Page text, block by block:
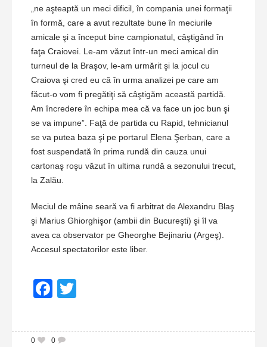
„ne aşteaptă un meci dificil, în compania unei formaţii
în formă, care a avut rezultate bune în meciurile
amicale şi a început bine campionatul, câştigând în
faţa Craiovei. Le-am văzut într-un meci amical din
turneul de la Braşov, le-am urmărit şi la jocul cu
Craiova şi cred eu că în urma analizei pe care am
făcut-o vom fi pregătiţi să câştigăm această partidă.
Am încredere în echipa mea că va face un joc bun şi
se va impune”. Faţă de partida cu Rapid, tehnicianul
se va putea baza şi pe portarul Elena Şerban, care a
fost suspendată în prima rundă din cauza unui
cartonaş roşu văzut în ultima rundă a sezonului trecut,
la Zalău.
Meciul de mâine seară va fi arbitrat de Alexandru Blaş
şi Marius Ghiorghişor (ambii din Bucureşti) şi îl va
avea ca observator pe Gheorghe Bejinariu (Argeş).
Accesul spectatorilor este liber.
Facebook
0
0